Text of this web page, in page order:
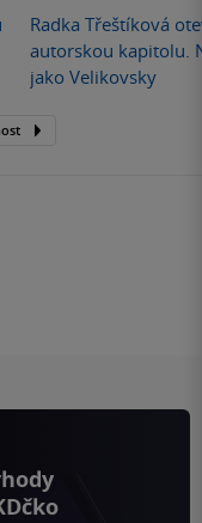
Radka Třeštíková
autorskou kapitolu.
jako Velikovsky